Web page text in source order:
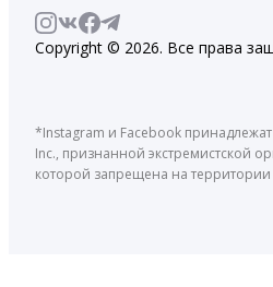
Copyright © 2026. Все права
*Instagram и Facebook
Inc., признанной экстремистской
которой запрещена на